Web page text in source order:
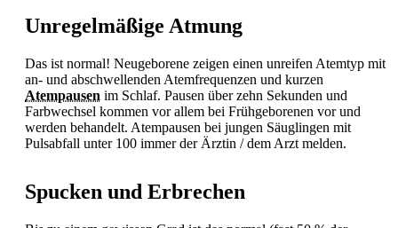
Unregelmäßige Atmung
Das ist normal! Neugeborene zeigen einen unreifen Atemtyp mit
an- und abschwellenden Atemfrequenzen und kurzen
Atempausen im Schlaf. Pausen über zehn Sekunden und
Farbwechsel kommen vor allem bei Frühgeborenen vor und
werden behandelt. Atempausen bei jungen Säuglingen mit
Pulsabfall unter 100 immer der Ärztin / dem Arzt melden.
Spucken und Erbrechen